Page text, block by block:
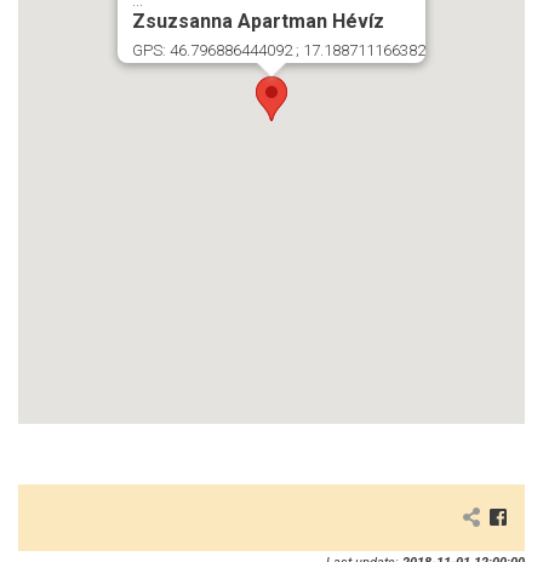
Zsuzsanna Apartman Hévíz
GPS: 46.796886444092 ; 17.188711166382